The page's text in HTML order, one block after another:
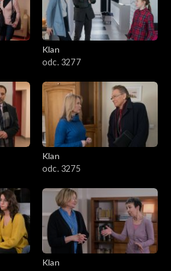
Klan
odc. 3277
Klan
odc. 3275
Klan